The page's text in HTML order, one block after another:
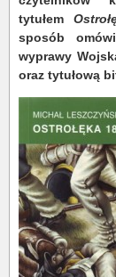
tytułem
sposób
wyprawy
oraz tytułową